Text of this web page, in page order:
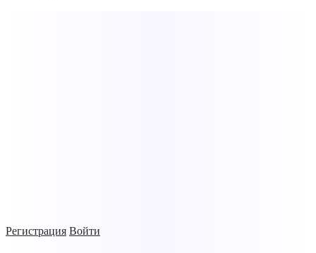
Регистрация Войти